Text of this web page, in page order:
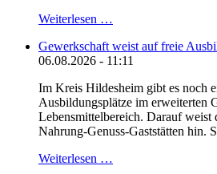
Weiterlesen …
Gewerkschaft weist auf freie
06.08.2026 - 11:11
Im Kreis Hildesheim gibt es noch
Ausbildungsplätze im erweiterten
Lebensmittelbereich. Darauf weist
Nahrung-Genuss-Gaststätten hin.
Weiterlesen …